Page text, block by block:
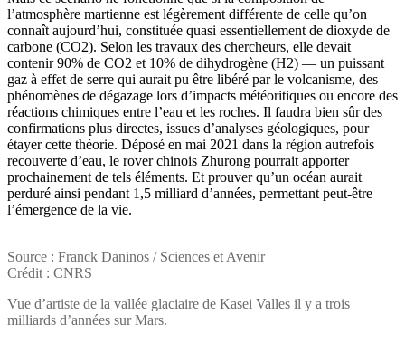
l’atmosphère martienne est légèrement différente de celle qu’on
connaît aujourd’hui, constituée quasi essentiellement de dioxyde de
carbone (CO2). Selon les travaux des chercheurs, elle devait
contenir 90% de CO2 et 10% de dihydrogène (H2) — un puissant
gaz à effet de serre qui aurait pu être libéré par le volcanisme, des
phénomènes de dégazage lors d’impacts météoritiques ou encore des
réactions chimiques entre l’eau et les roches. Il faudra bien sûr des
confirmations plus directes, issues d’analyses géologiques, pour
étayer cette théorie. Déposé en mai 2021 dans la région autrefois
recouverte d’eau, le rover chinois Zhurong pourrait apporter
prochainement de tels éléments. Et prouver qu’un océan aurait
perduré ainsi pendant 1,5 milliard d’années, permettant peut-être
l’émergence de la vie.
Source : Franck Daninos / Sciences et Avenir
Crédit : CNRS
Vue d’artiste de la vallée glaciaire de Kasei Valles il y a trois
milliards d’années sur Mars.